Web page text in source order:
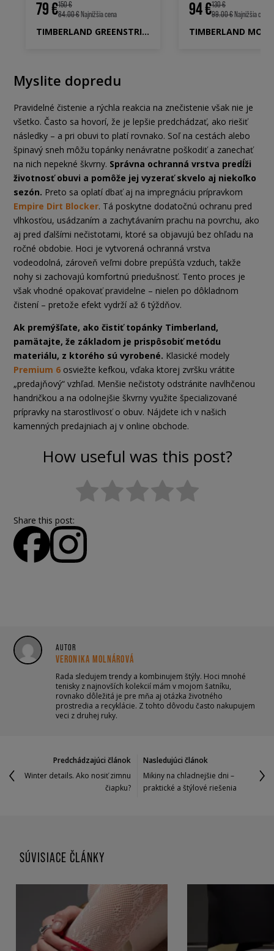
79 €150 €
84.00 €Najnižšia cena
TIMBERLAND GREENSTRIDE MOTION 6 MID LACE SNEAKER
94 €130 €
99.00 €Najnižšia cena
Myslite dopredu
Pravidelné čistenie a rýchla reakcia na znečistenie však nie je
všetko. Často sa hovorí, že je lepšie predchádzať, ako riešiť
následky – a pri obuvi to platí rovnako. Soľ na cestách alebo
špinavý sneh môžu topánky nenávratne poškodiť a zanechať
na nich nepekné škvrny. Správna ochranná vrstva predĺži
životnosť obuvi a pomôže jej vyzerať skvelo aj niekoľko
sezón. Preto sa oplatí dbať aj na impregnáciu prípravkom
Empire Dirt Blocker. Tá poskytne dodatočnú ochranu pred
vlhkosťou, usádzaním a zachytávaním prachu na povrchu, ako
aj pred ďalšími nečistotami, ktoré sa objavujú bez ohľadu na
ročné obdobie. Hoci je vytvorená ochranná vrstva
vodeodolná, zároveň veľmi dobre prepúšťa vzduch, takže
nohy si zachovajú komfortnú priedušnosť. Tento proces je
však vhodné opakovať pravidelne – nielen po dôkladnom
čistení – pretože efekt vydrží až 6 týždňov.
Ak premýšľate, ako čistiť topánky Timberland,
pamätajte, že základom je prispôsobiť metódu
materiálu, z ktorého sú vyrobené. Klasické modely
Premium 6 osviežte kefkou, vďaka ktorej zvršku vrátite
„predajňový“ vzhľad. Menšie nečistoty odstránite navlhčenou
handričkou a na odolnejšie škvrny využite špecializované
prípravky na starostlivosť o obuv. Nájdete ich v našich
kamenných predajniach aj v online obchode.
How useful was this post?
Share this post:
AUTOR
VERONIKA MOLNÁROVÁ
Rada sledujem trendy a kombinujem štýly. Hoci mnohé
tenisky z najnovších kolekcií mám v mojom šatníku,
rovnako dôležitá je pre mňa aj otázka životného
prostredia a recyklácie. Z tohto dôvodu často nakupujem
veci z druhej ruky.
Predchádzajúci článok
Winter details. Ako nosiť zimnu
čiapku?
Nasledujúci článok
Mikiny na chladnejšie dni –
praktické a štýlové riešenia
SÚVISIACE ČLÁNKY